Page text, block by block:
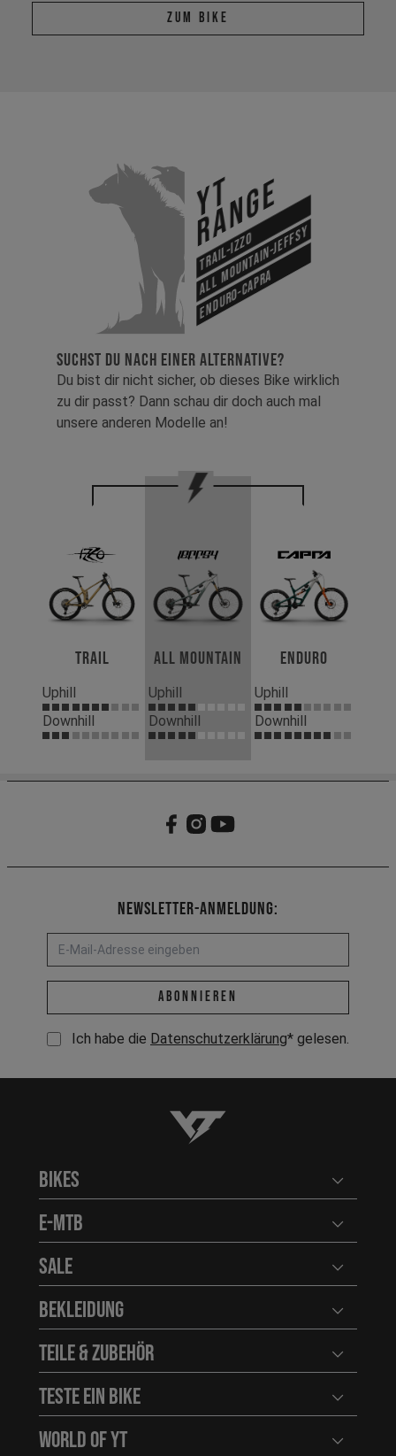
Zum Bike
YT
Range
Trail-Izzo
All Mountain-Jeffsy
Enduro-Capra
SUCHST DU NACH EINER ALTERNATIVE?
Du bist dir nicht sicher, ob dieses Bike wirklich
zu dir passt? Dann schau dir doch auch mal
unsere anderen Modelle an!
Trail
Uphill
Downhill
All Mountain
Uphill
Downhill
Enduro
Uphill
Downhill
Newsletter-Anmeldung:
E-Mail-Adresse *
abonnieren
Ich habe die Datenschutzerklärung* gelesen.
YT-Industries
Bikes
E-MTB
Sale
Bekleidung
Teile & Zubehör
Teste ein Bike
World of YT